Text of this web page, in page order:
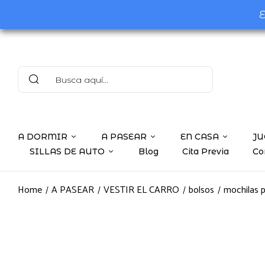
A DORMIR A PASEAR EN CASA
SILLAS DE AUTO
Blog Cita Previa
Home A PASEAR VESTIR EL CARRO bolsos mochilas